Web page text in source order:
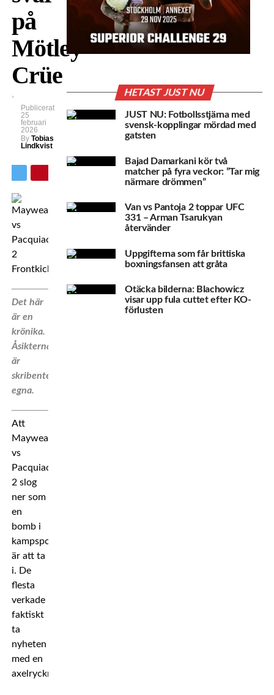
på
Mötley
Crüe
Publicerat
25
februari
2026
By Tobias
Lindkvist
Det här
är en
krönika.
Åsikterna
är
skribentens
egna.
Att
Mayweather
vs
Pacquiao
2 slog
ner som
en
bomb i
kampsportsvärlden
är att ta
i. De
flesta
verkade
faktiskt
ta
nyheten
med en
axelryckning.
HETAST JUST NU
JUST NU: Fotbollsstjärna med
svensk-kopplingar mördad med
gatsten
Bajad Damarkani kör två
matcher på fyra veckor: ”Tar mig
närmare drömmen”
Van vs Pantoja 2 toppar UFC
331 – Arman Tsarukyan
återvänder
Uppgifterna som får brittiska
boxningsfansen att gråta
Otäcka bilderna: Blachowicz
visar upp fula cuttet efter KO-
förlusten